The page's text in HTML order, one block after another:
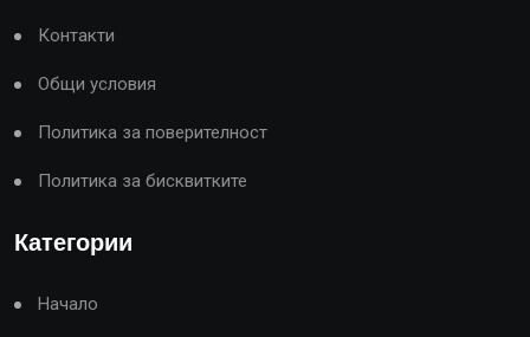
Контакти
Общи условия
Политика за поверителност
Политика за бисквитките
Категории
Начало